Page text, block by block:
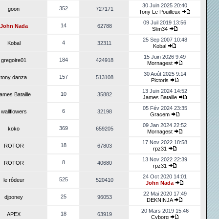
goon 352 727171
30 Juin 2025 20:40
Tony Le Pouilleux
John Nada 14 62788
09 Juil 2019 13:56
Slim34
Kobal 4 32311
25 Sep 2007 10:48
Kobal
gregoire01 184 424918
15 Juin 2026 9:49
Mornagest
tony danza 157 513108
30 Août 2025 9:14
Pictoris
Bataille 10 35882
13 Juin 2024 14:52
James Bataille
wallflowers 6 32198
05 Fév 2024 23:35
Gracem
koko 369 659205
09 Jan 2024 22:52
Mornagest
ROTOR 18 67803
17 Nov 2022 18:58
rpz31
ROTOR 8 40680
13 Nov 2022 22:39
rpz31
le rôdeur 525 520410
24 Oct 2020 14:01
John Nada
djponey 25 96053
22 Mai 2020 17:49
DEKNINJA
APEX 18 63919
20 Mars 2019 15:46
Cyborg